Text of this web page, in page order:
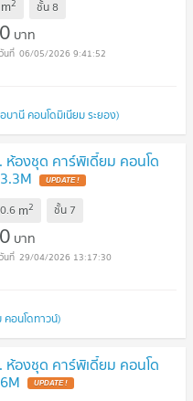
m2 ชั้น8
บาท
06/05/2026 9:41:52
านี คอนโดมิเนียม ระยอง)
องชุด คาร์พิเดี้ยม คอนโด
m2 ชั้น 7
บาท
29/04/2026 13:17:30
คอนโดทาวน์)
องชุด คาร์พิเดี้ยม คอนโด